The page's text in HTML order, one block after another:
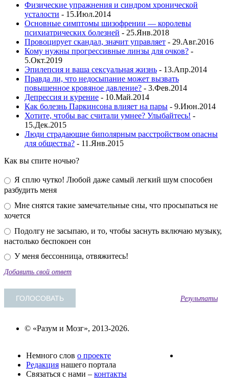
Физические упражнения и синдром хронической
усталости - 15.Июл.2014
Основные симптомы шизофрении — королевы
психиатрических болезней - 25.Янв.2018
Провоцирует скандал, значит управляет - 29.Авг.2016
Кому нужны прогрессивные линзы для очков? -
5.Окт.2019
Эпилепсия и ваша сексуальная жизнь - 13.Апр.2014
Правда ли, что недосыпание может вызвать
повышенное кровяное давление? - 3.Фев.2014
Депрессия и курение - 10.Май.2014
Как болезнь Паркинсона влияет на пары - 9.Июн.2014
Хотите, чтобы вас считали умнее? Улыбайтесь! -
15.Дек.2015
Люди страдающие биполярным расстройством опасны
для общества? - 11.Янв.2015
Как вы спите ночью?
Я сплю чутко! Любой даже самый легкий шум способен
разбудить меня
Мне снятся такие замечательные сны, что просыпаться не
хочется
Подолгу не засыпаю, и то, чтобы заснуть включаю музыку,
настолько беспокоен сон
У меня бессонница, отвяжитесь!
Добавить свой ответ
Результаты
© «Разум и Мозг», 2013-2026.
Немного слов о проекте
Редакция нашего портала
Связаться с нами – контакты